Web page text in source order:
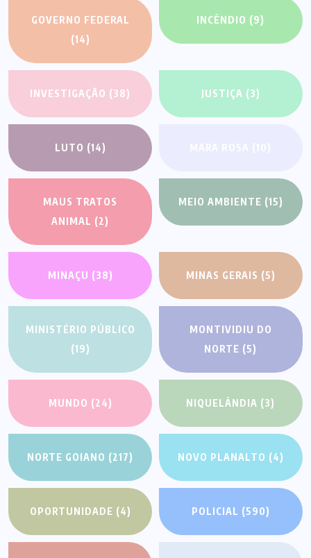
GOVERNO FEDERAL
(14)
INCÊNDIO (9)
INVESTIGAÇÃO (38) JUSTIÇA (3)
LUTO (14)
MAUS TRATOS
ANIMAL (2)
MEIO AMBIENTE (15)
MINAÇU (38) MINAS GERAIS (5)
MINISTÉRIO PÚBLICO
(19)
MONTIVIDIU DO
NORTE (5)
MUNDO (24) NIQUELÂNDIA (3)
NORTE GOIANO (217) NOVO PLANALTO (4)
OPORTUNIDADE (4) POLICIAL (590)